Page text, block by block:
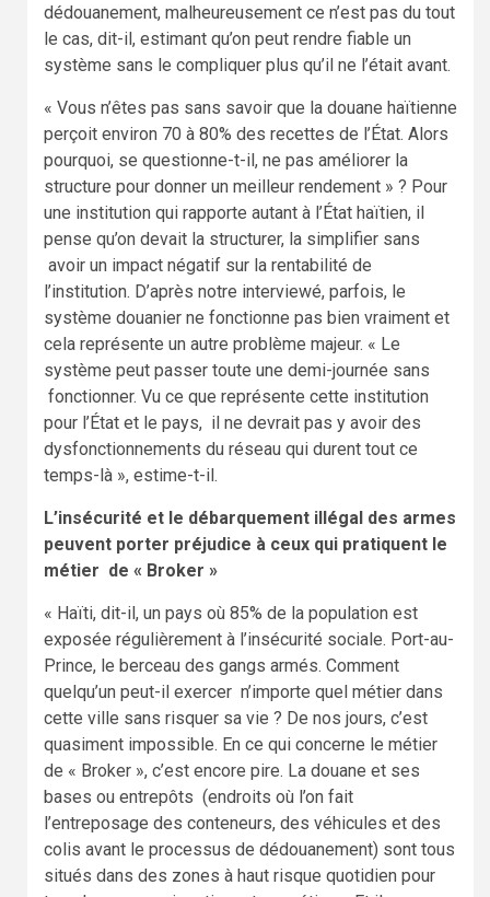
dédouanement, malheureusement ce n’est pas du tout
le cas, dit-il, estimant qu’on peut rendre fiable un
système sans le compliquer plus qu’il ne l’était avant.
« Vous n’êtes pas sans savoir que la douane haïtienne
perçoit environ 70 à 80% des recettes de l’État. Alors
pourquoi, se questionne-t-il, ne pas améliorer la
structure pour donner un meilleur rendement » ? Pour
une institution qui rapporte autant à l’État haïtien, il
pense qu’on devait la structurer, la simplifier sans
avoir un impact négatif sur la rentabilité de
l’institution. D’après notre interviewé, parfois, le
système douanier ne fonctionne pas bien vraiment et
cela représente un autre problème majeur. « Le
système peut passer toute une demi-journée sans
fonctionner. Vu ce que représente cette institution
pour l’État et le pays, il ne devrait pas y avoir des
dysfonctionnements du réseau qui durent tout ce
temps-là », estime-t-il.
L’insécurité et le débarquement illégal des armes
peuvent porter préjudice à ceux qui pratiquent le
métier de « Broker »
« Haïti, dit-il, un pays où 85% de la population est
exposée régulièrement à l’insécurité sociale. Port-au-
Prince, le berceau des gangs armés. Comment
quelqu’un peut-il exercer n’importe quel métier dans
cette ville sans risquer sa vie ? De nos jours, c’est
quasiment impossible. En ce qui concerne le métier
de « Broker », c’est encore pire. La douane et ses
bases ou entrepôts (endroits où l’on fait
l’entreposage des conteneurs, des véhicules et des
colis avant le processus de dédouanement) sont tous
situés dans des zones à haut risque quotidien pour